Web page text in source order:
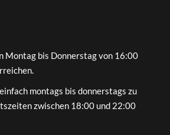
Montag bis Donnerstag von 16:00
montags bis donnerstags zu
zwischen 18:00 und 22:00